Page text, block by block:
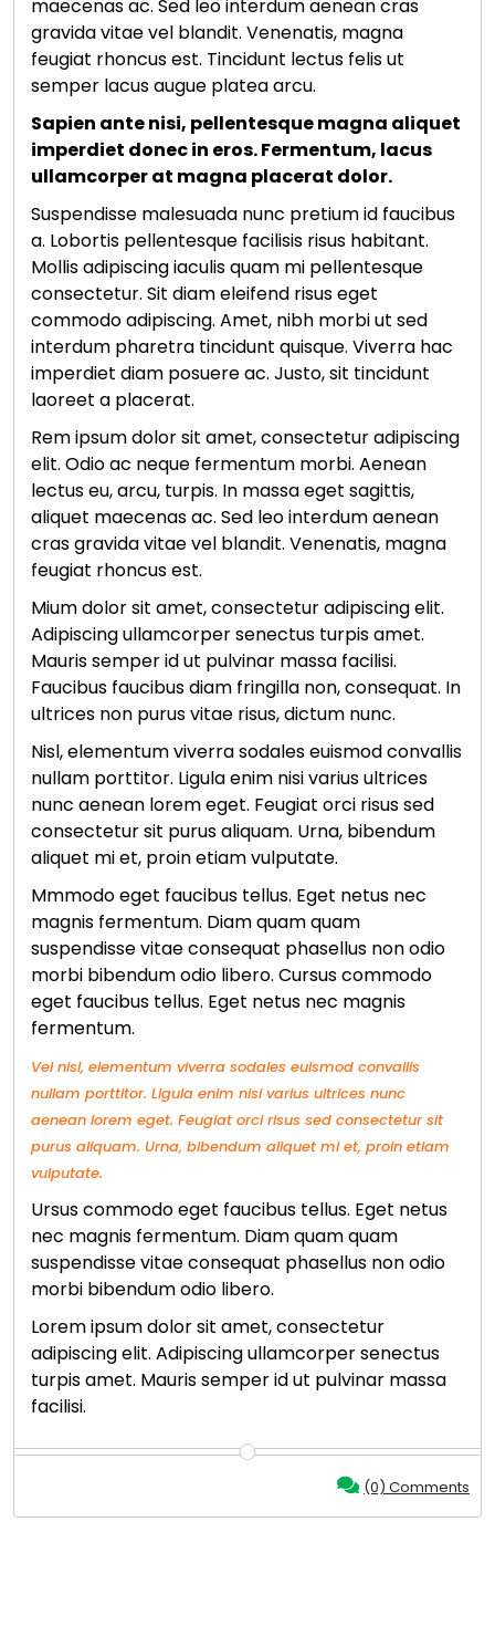
maecenas ac. Sed leo interdum aenean cras
gravida vitae vel blandit. Venenatis, magna
feugiat rhoncus est. Tincidunt lectus felis ut
semper lacus augue platea arcu.
Sapien ante nisi, pellentesque magna aliquet
imperdiet donec in eros. Fermentum, lacus
ullamcorper at magna placerat dolor.
Suspendisse malesuada nunc pretium id faucibus
a. Lobortis pellentesque facilisis risus habitant.
Mollis adipiscing iaculis quam mi pellentesque
consectetur. Sit diam eleifend risus eget
commodo adipiscing. Amet, nibh morbi ut sed
interdum pharetra tincidunt quisque. Viverra hac
imperdiet diam posuere ac. Justo, sit tincidunt
laoreet a placerat.
Rem ipsum dolor sit amet, consectetur adipiscing
elit. Odio ac neque fermentum morbi. Aenean
lectus eu, arcu, turpis. In massa eget sagittis,
aliquet maecenas ac. Sed leo interdum aenean
cras gravida vitae vel blandit. Venenatis, magna
feugiat rhoncus est.
Mium dolor sit amet, consectetur adipiscing elit.
Adipiscing ullamcorper senectus turpis amet.
Mauris semper id ut pulvinar massa facilisi.
Faucibus faucibus diam fringilla non, consequat. In
ultrices non purus vitae risus, dictum nunc.
Nisl, elementum viverra sodales euismod convallis
nullam porttitor. Ligula enim nisi varius ultrices
nunc aenean lorem eget. Feugiat orci risus sed
consectetur sit purus aliquam. Urna, bibendum
aliquet mi et, proin etiam vulputate.
Mmmodo eget faucibus tellus. Eget netus nec
magnis fermentum. Diam quam quam
suspendisse vitae consequat phasellus non odio
morbi bibendum odio libero. Cursus commodo
eget faucibus tellus. Eget netus nec magnis
fermentum.
Vel nisl, elementum viverra sodales euismod convallis
nullam porttitor. Ligula enim nisi varius ultrices nunc
aenean lorem eget. Feugiat orci risus sed consectetur sit
purus aliquam. Urna, bibendum aliquet mi et, proin etiam
vulputate.
Ursus commodo eget faucibus tellus. Eget netus
nec magnis fermentum. Diam quam quam
suspendisse vitae consequat phasellus non odio
morbi bibendum odio libero.
Lorem ipsum dolor sit amet, consectetur
adipiscing elit. Adipiscing ullamcorper senectus
turpis amet. Mauris semper id ut pulvinar massa
facilisi.
(0) Comments